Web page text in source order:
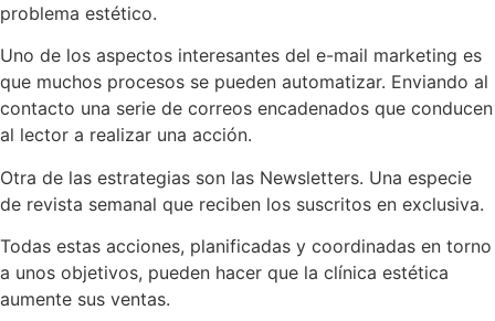
problema estético.
Uno de los aspectos interesantes del e-mail marketing es
que muchos procesos se pueden automatizar. Enviando al
contacto una serie de correos encadenados que conducen
al lector a realizar una acción.
Otra de las estrategias son las Newsletters. Una especie
de revista semanal que reciben los suscritos en exclusiva.
Todas estas acciones, planificadas y coordinadas en torno
a unos objetivos, pueden hacer que la clínica estética
aumente sus ventas.